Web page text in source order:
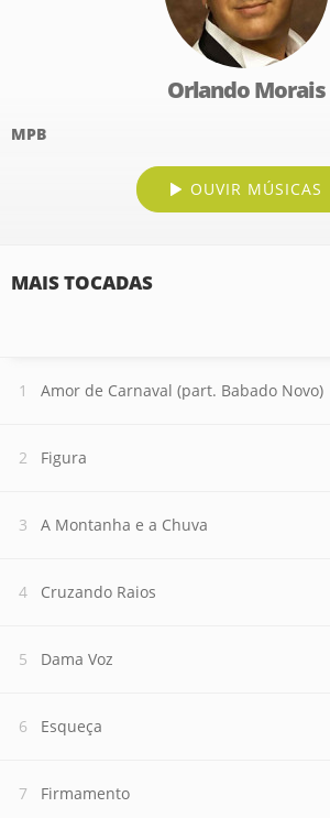
Orlando Morais
MPB
OUVIR MÚSICAS
MAIS TOCADAS
Amor de Carnaval (part. Babado Novo)
Figura
A Montanha e a Chuva
Cruzando Raios
Dama Voz
Esqueça
Firmamento